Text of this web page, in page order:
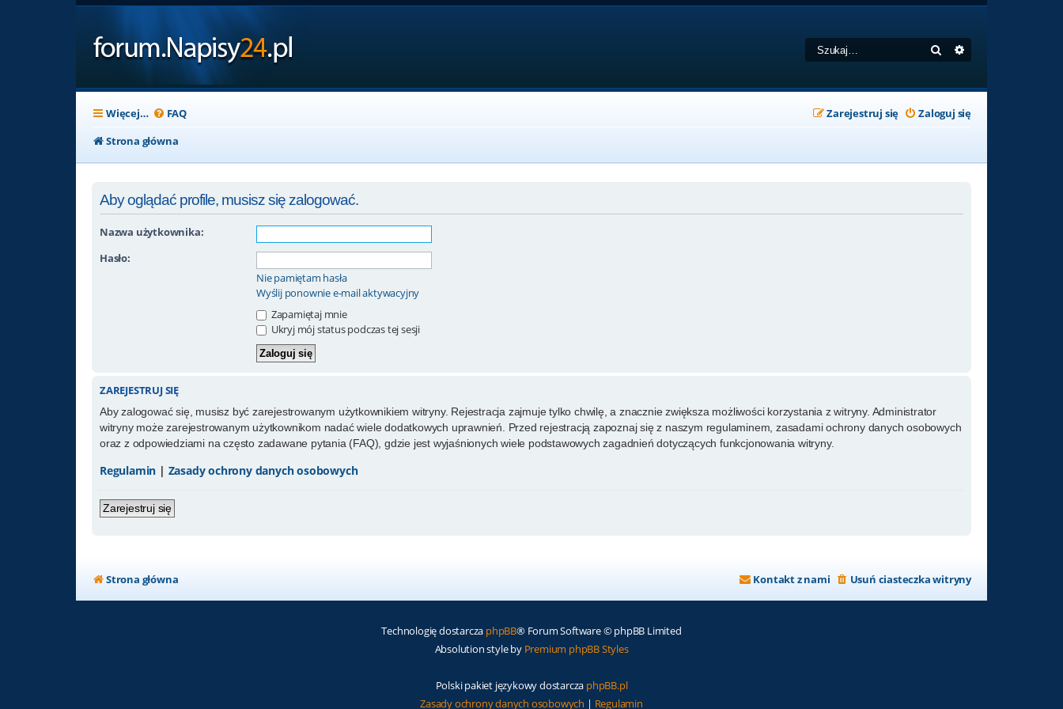
Szukaj
Więcej… FAQ Zaloguj się
Zarejestruj się
Strona główna
Aby oglądać profile, musisz się zalogować.
Nazwa użytkownika:
Hasło:
Nie pamiętam hasła
Wyślij ponownie e-mail aktywacyjny
Zapamiętaj mnie
Ukryj mój status podczas tej sesji
ZAREJESTRUJ SIĘ
Aby zalogować się, musisz być zarejestrowanym użytkownikiem witryny. Rejestracja zajmuje tylko chwilę, a znacznie zwiększa możliwości korzystania z witryny. Administrator
witryny może zarejestrowanym użytkownikom nadać wiele dodatkowych uprawnień. Przed rejestracją zapoznaj się z naszym regulaminem, zasadami ochrony danych osobowych
oraz z odpowiedziami na często zadawane pytania (FAQ), gdzie jest wyjaśnionych wiele podstawowych zagadnień dotyczących funkcjonowania witryny.
Regulamin | Zasady ochrony danych osobowych
Zarejestruj się
Strona główna Usuń ciasteczka witryny
Kontakt z nami
Technologię dostarcza phpBB® Forum Software © phpBB Limited
Absolution style by Premium phpBB Styles
Polski pakiet językowy dostarcza phpBB.pl
Zasady ochrony danych osobowych | Regulamin